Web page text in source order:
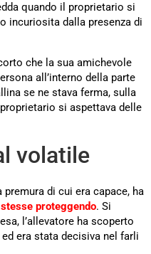
quando il proprietario si
incuriosita dalla presenza di
che la sua amichevole
all’interno della parte
se ne stava ferma, sulla
si aspettava delle
volatile
di cui era capace, ha
proteggendo. Si
l’allevatore ha scoperto
era stata decisiva nel farli